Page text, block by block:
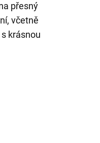
přesný
včetně
krásnou